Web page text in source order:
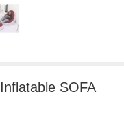
SOFA